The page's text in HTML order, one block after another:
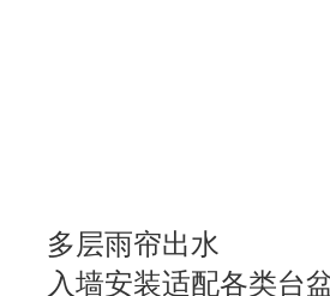
多层雨帘出水
入墙安装适配各类台